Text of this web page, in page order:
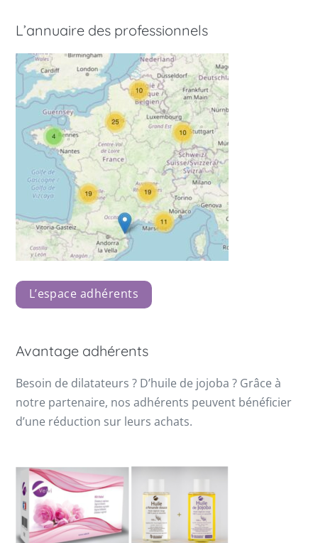
L’annuaire des professionnels
L’espace adhérents
Avantage adhérents
Besoin de dilatateurs ? D’huile de jojoba ? Grâce à
notre partenaire, nos adhérents peuvent bénéficier
d’une réduction sur leurs achats.